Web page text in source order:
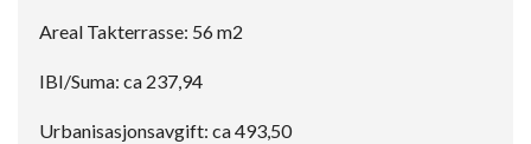
Areal Takterrasse: 56 m2
IBI/Suma: ca 237,94
Urbanisasjonsavgift: ca 493,50